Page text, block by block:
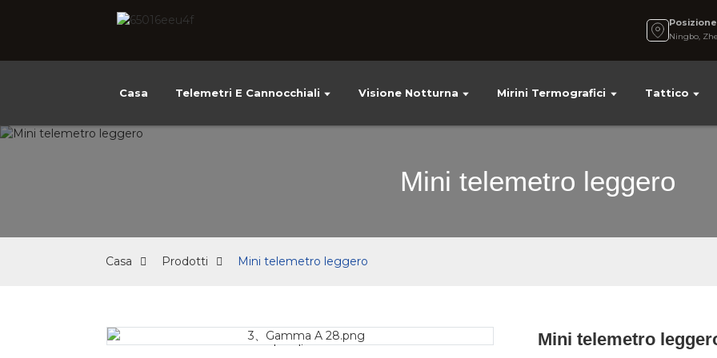
Posizione
Ningbo,
Casa Telemetri E Cannocchiali Visione Notturna Mirini Termografici Tattico
Mini telemetro leggero
Casa Prodotti Mini telemetro leggero
Loading...
Loading... Mini telemetro